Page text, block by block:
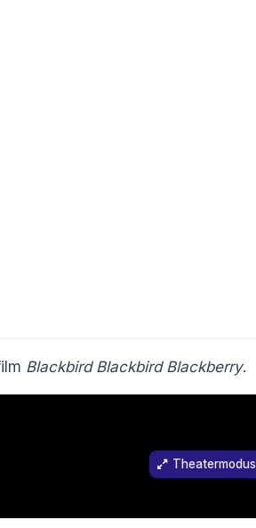
Blackbird Blackbird Blackberry.
Theatermodus